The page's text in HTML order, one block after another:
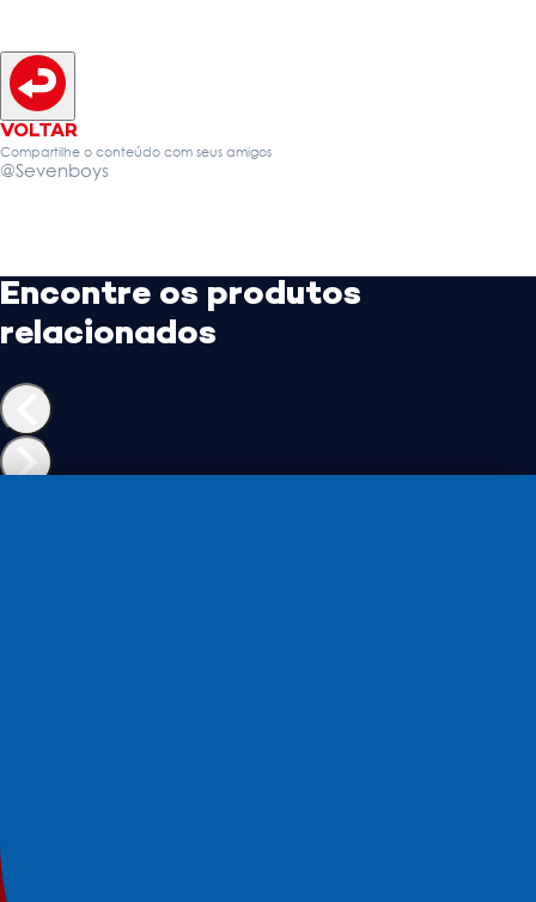
VOLTAR
Compartilhe o conteúdo com seus amigos
@Sevenboys
Encontre os produtos
relacionados